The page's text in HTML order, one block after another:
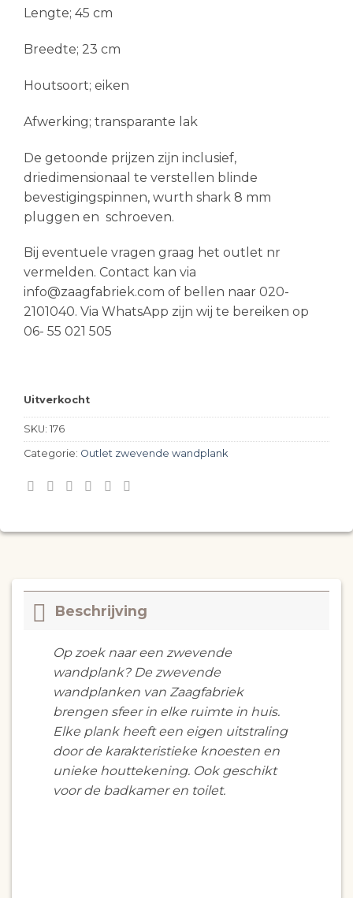
Lengte; 45 cm
Breedte; 23 cm
Houtsoort; eiken
Afwerking; transparante lak
De getoonde prijzen zijn inclusief,
driedimensionaal te verstellen blinde
bevestigingspinnen, wurth shark 8 mm
pluggen en schroeven.
Bij eventuele vragen graag het outlet nr
vermelden. Contact kan via
info@zaagfabriek.com of bellen naar 020-
2101040. Via WhatsApp zijn wij te bereiken op
06- 55 021 505
Uitverkocht
SKU: 176
Categorie: Outlet zwevende wandplank
Beschrijving
Op zoek naar een zwevende
wandplank? De zwevende
wandplanken van Zaagfabriek
brengen sfeer in elke ruimte in huis.
Elke plank heeft een eigen uitstraling
door de karakteristieke knoesten en
unieke houttekening. Ook geschikt
voor de badkamer en toilet.